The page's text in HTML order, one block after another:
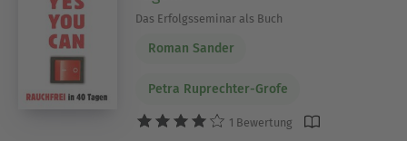
Das Erfolgsseminar als Buch
Roman Sander
Petra Ruprechter-Grofe
1 Bewertung